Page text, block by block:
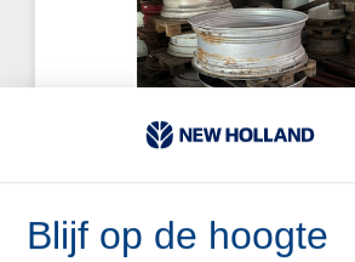
soorten velgen
Blijf op de hoogte